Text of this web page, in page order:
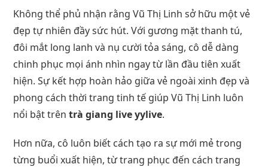
Không thể phủ nhận rằng Vũ Thị Linh sở hữu một vẻ
đẹp tự nhiên đầy sức hút. Với gương mặt thanh tú,
đôi mắt long lanh và nụ cười tỏa sáng, cô dễ dàng
chinh phục mọi ánh nhìn ngay từ lần đầu tiên xuất
hiện. Sự kết hợp hoàn hảo giữa vẻ ngoài xinh đẹp và
phong cách thời trang tinh tế giúp Vũ Thị Linh luôn
nổi bật trêntrà giang live yylive.
Hơn nữa, cô luôn biết cách tạo ra sự mới mẻ trong
từng buổi xuất hiện, từ trang phục đến cách trang